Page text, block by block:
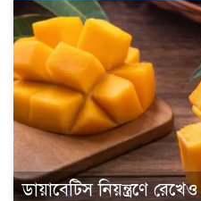
ডায়াবেটিস নিয়ন্ত্রণে